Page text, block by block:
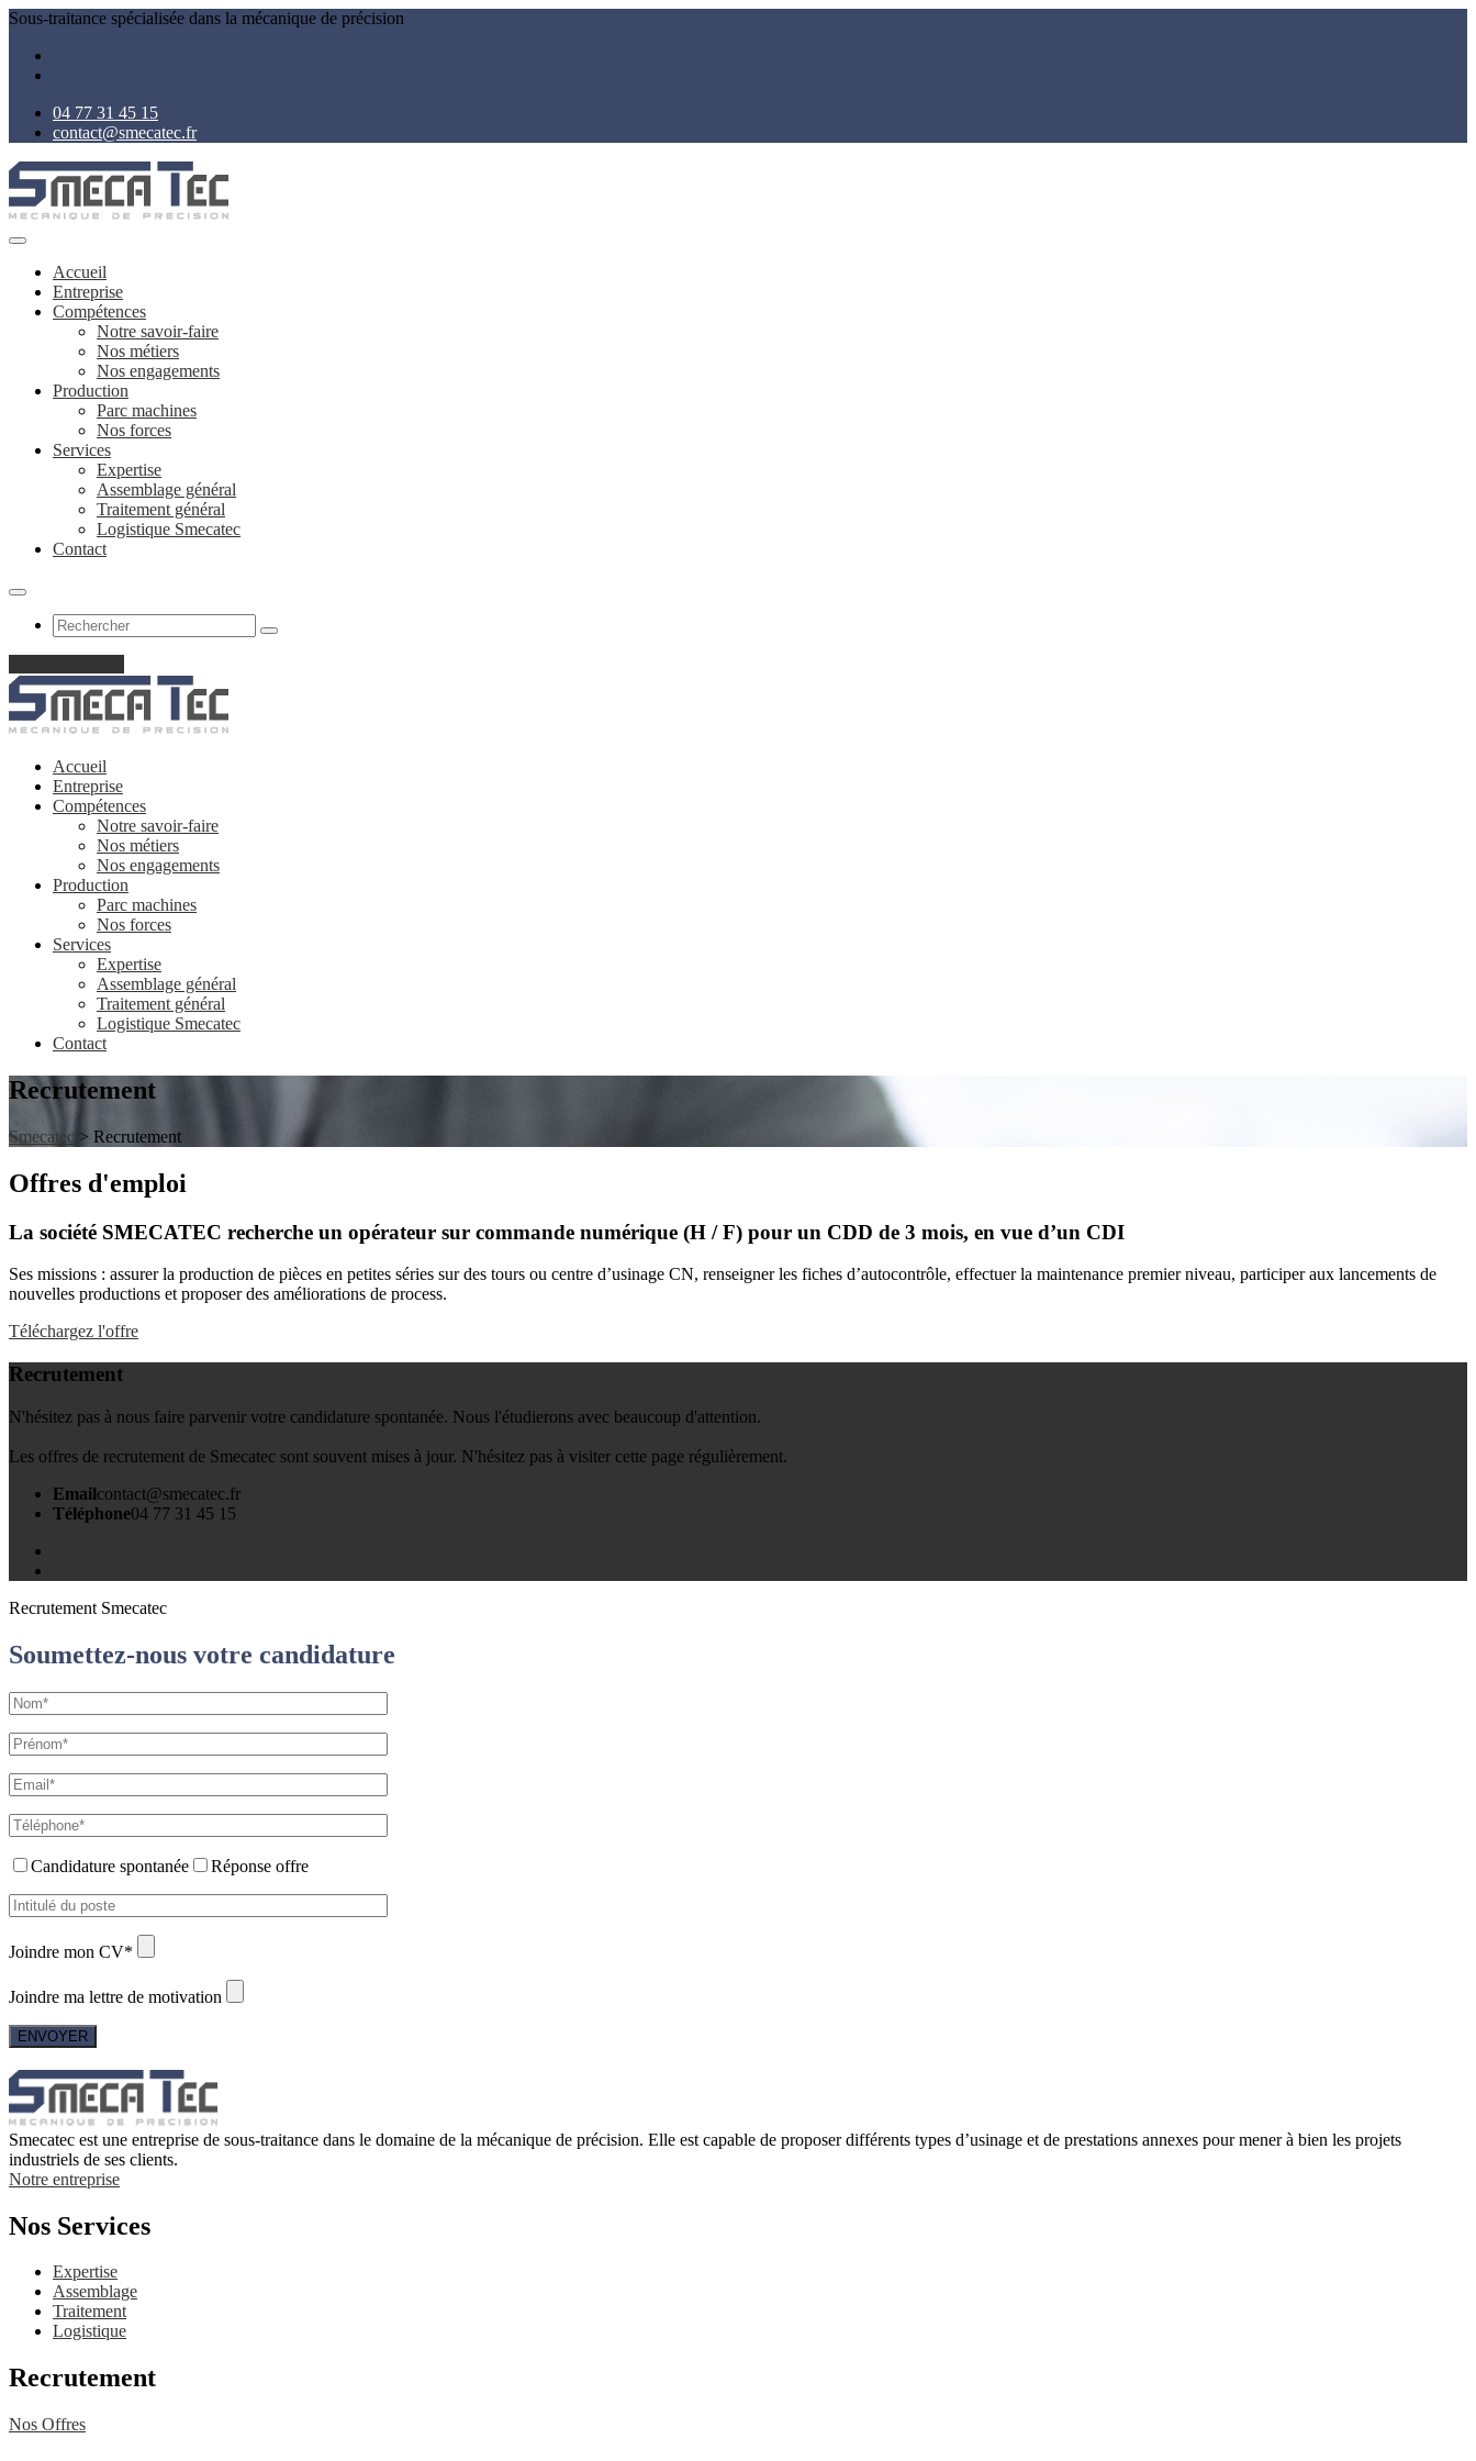
Sous-traitance spécialisée dans la mécanique de précision
04 77 31 45 15
contact@smecatec.fr
Accueil
Entreprise
Compétences
Notre savoir-faire
Nos métiers
Nos engagements
Production
Parc machines
Nos forces
Services
Expertise
Assemblage général
Traitement général
Logistique Smecatec
Contact
Accueil
Entreprise
Compétences
Notre savoir-faire
Nos métiers
Nos engagements
Production
Parc machines
Nos forces
Services
Expertise
Assemblage général
Traitement général
Logistique Smecatec
Contact
Recrutement
Smecatec > Recrutement
Offres d'emploi
La société SMECATEC recherche un opérateur sur commande numérique (H / F) pour un CDD de 3 mois, en vue d’un CDI
Ses missions : assurer la production de pièces en petites séries sur des tours ou centre d’usinage CN, renseigner les fiches d’autocontrôle, effectuer la maintenance premier niveau, participer aux lancements de
nouvelles productions et proposer des améliorations de process.
Téléchargez l'offre
Recrutement
N'hésitez pas à nous faire parvenir votre candidature spontanée. Nous l'étudierons avec beaucoup d'attention.
Les offres de recrutement de Smecatec sont souvent mises à jour. N'hésitez pas à visiter cette page régulièrement.
Emailcontact@smecatec.fr
Téléphone04 77 31 45 15
Recrutement Smecatec
Soumettez-nous votre candidature
Candidature spontanée Réponse offre
Joindre mon CV*
Joindre ma lettre de motivation
Smecatec est une entreprise de sous-traitance dans le domaine de la mécanique de précision. Elle est capable de proposer différents types d’usinage et de prestations annexes pour mener à bien les projets
industriels de ses clients.
Notre entreprise
Nos Services
Expertise
Assemblage
Traitement
Logistique
Recrutement
Nos Offres